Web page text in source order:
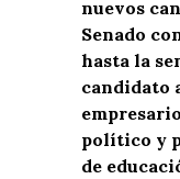
nuevos
Senado
hasta la
candidato
político y
de